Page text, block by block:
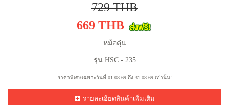
729 THB
669 THB
หม้อตุ๋น
รุ่น HSC - 235
ราคาพิเศษเฉพาะวันที่ 01-08-69 ถึง 31-08-69 เท่านั้น!
รายละเอียดสินค้าเพิ่มเติม